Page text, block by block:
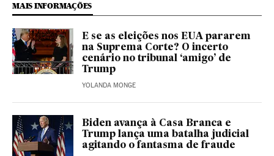
MAIS INFORMAÇÕES
E se as eleições nos EUA pararem
na Suprema Corte? O incerto
cenário no tribunal ‘amigo’ de
Trump
YOLANDA MONGE
Biden avança à Casa Branca e
Trump lança uma batalha judicial
agitando o fantasma de fraude